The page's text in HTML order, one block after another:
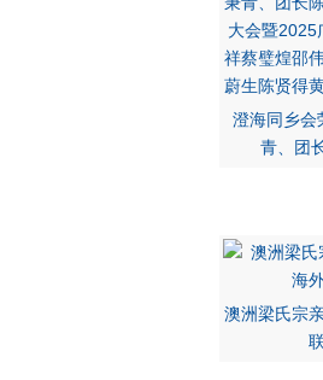
澄海同乡会
青、团
澳洲梁氏宗